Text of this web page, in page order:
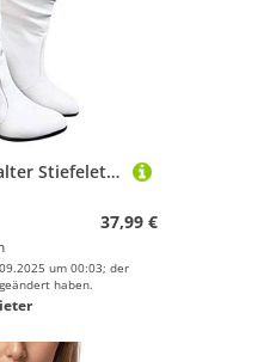
TBloevwlh Mittelalter Stiefeletten Vielfältige Winter Für Damen Winterstiefel Mit Accent Schnürstiefel Damenstiefel Knöchelstiefel Chelsea Rüschen Aus Gefütterte Cowboystiefel Flache Lockerer
37,99 €
um 00:03; der
haben.